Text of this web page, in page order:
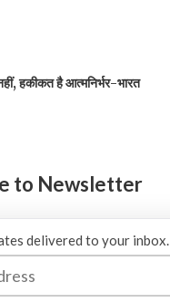
हकीकत है आत्मनिर्भर-भारत
to Newsletter
delivered to your inbox.